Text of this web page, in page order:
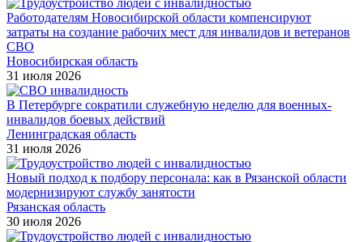
Работодателям Новосибирской области компенсируют
затраты на создание рабочих мест для инвалидов и ветеранов
СВО
Новосибирская область
31 июля 2026
В Петербурге сократили служебную неделю для военных-
инвалидов боевых действий
Ленинградская область
31 июля 2026
Новый подход к подбору персонала: как в Рязанской области
модернизируют службу занятости
Рязанская область
30 июля 2026